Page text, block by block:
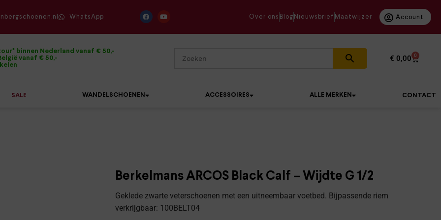
WhatsApp Over ons Blog Nieuwsbrief Maatwijzer Account
binnen Nederland vanaf € 50,-
vanaf € 50,-
€ 0,00 0
SALE WANDELSCHOENEN ACCESSOIRES ALLE MERKEN CONTACT
Berkelmans ARCOS Black Calf – Wijdte G 1/2
Geklede zwarte veterschoenen met een uitneembaar voetbed. Bijpassende riem
verkrijgbaar: 100BELT04